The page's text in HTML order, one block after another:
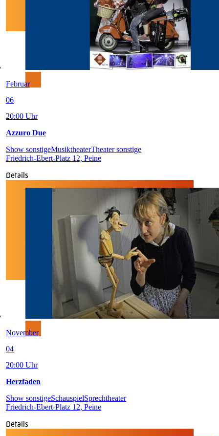
Februar
06
20:00 Uhr
Azzuro Due
Show sonstigeMusiktheaterTheater sonstige
Friedrich-Ebert-Platz 12, Peine
Details
November
04
20:00 Uhr
Herzfaden
Show sonstigeSchauspielSprechtheater
Friedrich-Ebert-Platz 12, Peine
Details